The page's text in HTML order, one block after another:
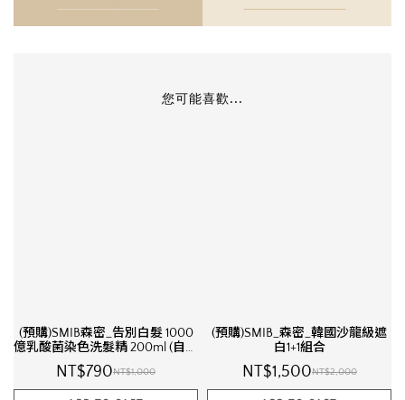
您可能喜歡...
(預購)SMIB森密_告別白髮 1000
億乳酸菌染色洗髮精 200ml (自然
棕)
NT$790NT$1,000
(預購)SMIB_森密_韓國沙龍級遮
白1+1組合
NT$1,500NT$2,000